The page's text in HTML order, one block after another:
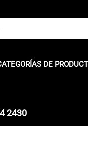
DE
2430